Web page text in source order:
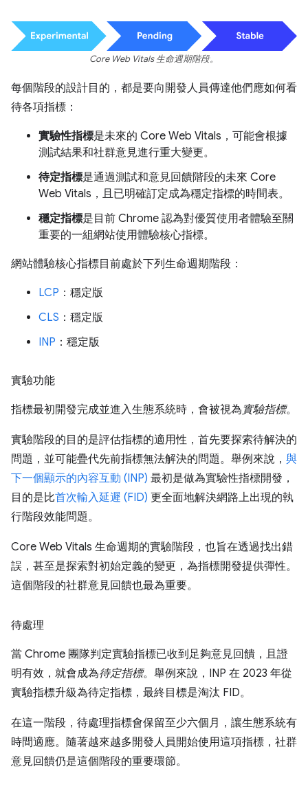
Core Web Vitals 生命週期階段。
每個階段的設計目的，都是要向開發人員傳達他們應如何看
待各項指標：
實驗性指標是未來的 Core Web Vitals，可能會根據
測試結果和社群意見進行重大變更。
待定指標是通過測試和意見回饋階段的未來 Core
Web Vitals，且已明確訂定成為穩定指標的時間表。
穩定指標是目前 Chrome 認為對優質使用者體驗至關
重要的一組網站使用體驗核心指標。
網站體驗核心指標目前處於下列生命週期階段：
LCP ：穩定版
CLS ：穩定版
INP ：穩定版
實驗功能
指標最初開發完成並進入生態系統時，會被視為實驗指標。
實驗階段的目的是評估指標的適用性，首先要探索待解決的
問題，並可能疊代先前指標無法解決的問題。舉例來說， 與
下一個顯示的內容互動 (INP) 最初是做為實驗性指標開發，
目的是比首次輸入延遲 (FID) 更全面地解決網路上出現的執
行階段效能問題。
Core Web Vitals 生命週期的實驗階段，也旨在透過找出錯
誤，甚至是探索對初始定義的變更，為指標開發提供彈性。
這個階段的社群意見回饋也最為重要。
待處理
當 Chrome 團隊判定實驗指標已收到足夠意見回饋，且證
明有效，就會成為待定指標。舉例來說，INP 在 2023 年從
實驗指標升級為待定指標，最終目標是淘汰 FID。
在這一階段，待處理指標會保留至少六個月，讓生態系統有
時間適應。隨著越來越多開發人員開始使用這項指標，社群
意見回饋仍是這個階段的重要環節。